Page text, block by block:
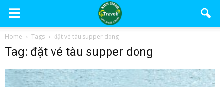
Home Tags đặt vé tàu supper dong
Tag: đặt vé tàu supper dong